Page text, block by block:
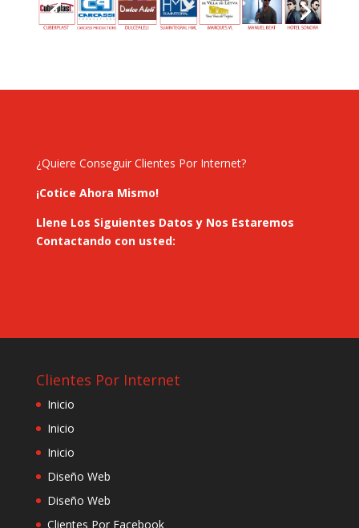
¿Quiere Conseguir Clientes Por Internet?
¡Cotice Ahora Mismo!
Llene Los Siguientes Datos y Nos Estaremos
Contactando con usted:
Clientes Por Internet
Inicio
Inicio
Inicio
Diseño Web
Diseño Web
Clientes Por Facebook